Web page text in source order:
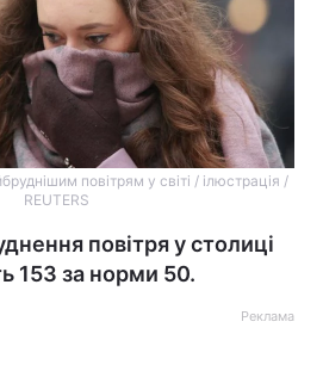
повітрям у світі / ілюстрація /
REUTERS
повітря у столиці
153 за норми 50.
Реклама